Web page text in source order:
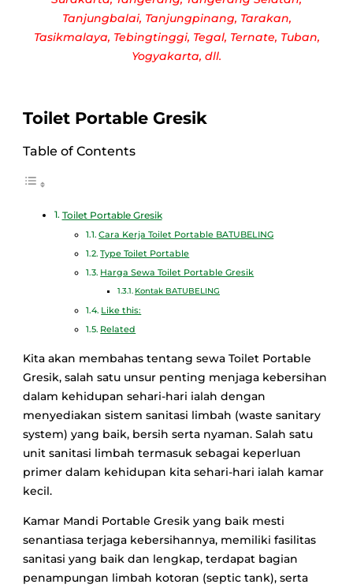
Tanjungbalai, Tanjungpinang, Tarakan,
Tasikmalaya, Tebingtinggi, Tegal, Ternate, Tuban,
Yogyakarta, dll.
Toilet Portable Gresik
Table of Contents
Toilet Portable Gresik
Cara Kerja Toilet Portable BATUBELING
Type Toilet Portable
Harga Sewa Toilet Portable Gresik
Kontak BATUBELING
Like this:
Related
Kita akan membahas tentang sewa Toilet Portable
Gresik, salah satu unsur penting menjaga kebersihan
dalam kehidupan sehari-hari ialah dengan
menyediakan sistem sanitasi limbah (waste sanitary
system) yang baik, bersih serta nyaman. Salah satu
unit sanitasi limbah termasuk sebagai keperluan
primer dalam kehidupan kita sehari-hari ialah kamar
kecil.
Kamar Mandi Portable Gresik yang baik mesti
senantiasa terjaga kebersihannya, memiliki fasilitas
sanitasi yang baik dan lengkap, terdapat bagian
penampungan limbah kotoran (septic tank), serta